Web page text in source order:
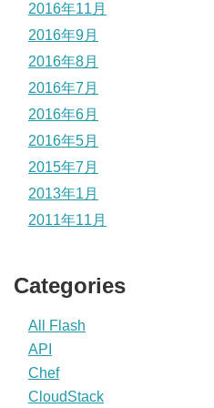
2016年11月
2016年9月
2016年8月
2016年7月
2016年6月
2016年5月
2015年7月
2013年1月
2011年11月
Categories
All Flash
API
Chef
CloudStack